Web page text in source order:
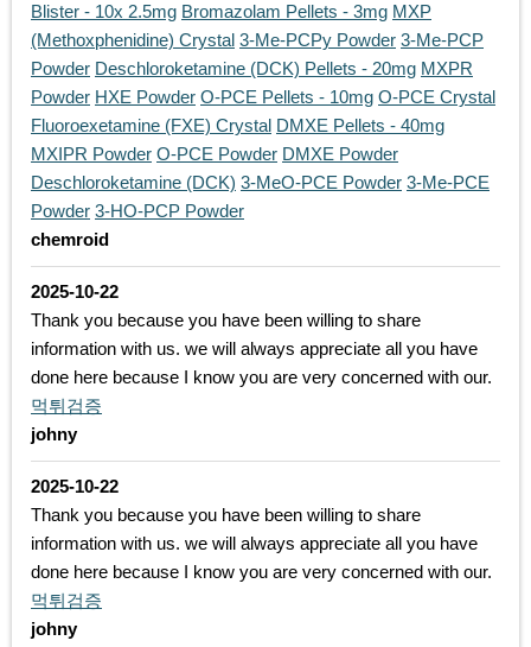
Blister - 10x 2.5mg Bromazolam Pellets - 3mg MXP
(Methoxphenidine) Crystal 3-Me-PCPy Powder 3-Me-PCP
Powder Deschloroketamine (DCK) Pellets - 20mg MXPR
Powder HXE Powder O-PCE Pellets - 10mg O-PCE Crystal
Fluoroexetamine (FXE) Crystal DMXE Pellets - 40mg
MXIPR Powder O-PCE Powder DMXE Powder
Deschloroketamine (DCK) 3-MeO-PCE Powder 3-Me-PCE
Powder 3-HO-PCP Powder
chemroid
2025-10-22
Thank you because you have been willing to share
information with us. we will always appreciate all you have
done here because I know you are very concerned with our.
먹튀검증
johny
2025-10-22
Thank you because you have been willing to share
information with us. we will always appreciate all you have
done here because I know you are very concerned with our.
먹튀검증
johny